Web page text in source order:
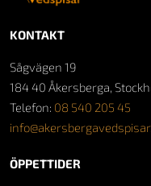
KONTAKT
Sågvägen 19
184 40 Åkersberga,
Telefon: 08 540 205 45
ÖPPETTIDER